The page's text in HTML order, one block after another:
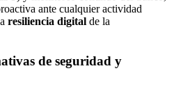
ante cualquier actividad
resiliencia digital de la
de seguridad y